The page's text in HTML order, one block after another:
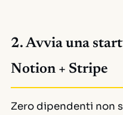
2. Avvia una
Notion + Stripe
Zero dipendenti non